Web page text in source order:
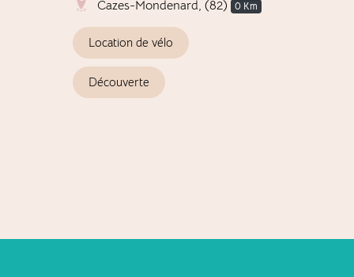
Cazes-Mondenard, (82) 0 Km
Location de vélo
Découverte